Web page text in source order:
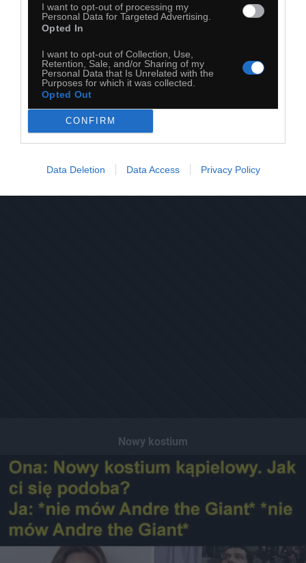
I want to opt-out of processing my
Personal Data for Targeted Advertising.
Opted In
I want to opt-out of Collection, Use,
Retention, Sale, and/or Sharing of my
Personal Data that Is Unrelated with the
Purposes for which it was collected.
Opted Out
CONFIRM
Data Deletion Data Access Privacy Policy
Kopiuj link
Nowy kostium